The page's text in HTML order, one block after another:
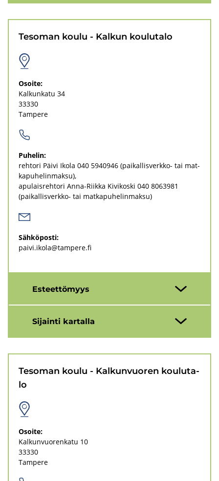
Te­so­man koulu - Kal­kun kou­lu­ta­lo
Osoi­te:
Kal­kun­ka­tu 34
33330
Tam­pe­re
Pu­he­lin:
reh­to­ri Päivi Ikola 040 5940946 (paikallisverkko-​ tai mat­
ka­pu­he­lin­mak­su)
apu­lais­reh­to­ri Anna-​Riikka Ki­vi­kos­ki 040 8063981
(paikallisverkko-​ tai mat­ka­pu­he­lin­mak­su)
Säh­kö­pos­ti:
paivi.ikola@tam­pe­re.fi
Es­teet­tö­myys
Si­jain­ti kar­tal­la
Te­so­man koulu - Kal­kun­vuo­ren kou­lu­ta­
lo
Osoi­te:
Kal­kun­vuo­ren­ka­tu 10
33330
Tam­pe­re